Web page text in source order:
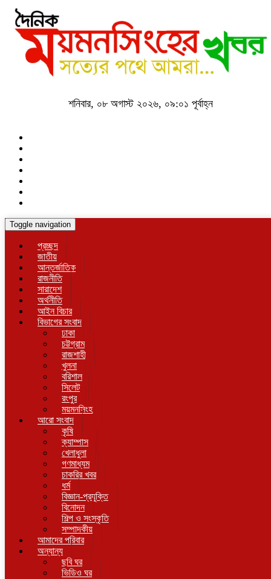
শনিবার, ০৮ অগাস্ট ২০২৬, ০৯:০১ পূর্বাহ্ন
Toggle navigation
প্রচ্ছদ
জাতীয়
আন্তর্জাতিক
রাজনীতি
সারাদেশ
অর্থনীতি
আইন বিচার
বিভাগের সংবাদ
ঢাকা
চট্টগ্রাম
রাজশাহী
খুলনা
বরিশাল
সিলেট
রংপুর
ময়মনসিংহ
আরো সংবাদ
কৃষি
ক্যাম্পাস
খেলাধুলা
গণমাধ্যম
চাকরির খবর
ধর্ম
বিজ্ঞান-প্রযুক্তি
বিনোদন
শিল্প ও সংস্কৃতি
সম্পাদকীয়
আমাদের পরিবার
অন্যান্য
ছবি ঘর
ভিডিও ঘর